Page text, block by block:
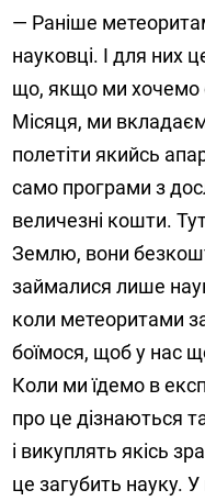
— Раніше
науковці. І для них
що, якщо ми хочемо
Місяця, ми
полетіти якийсь
само програми з
величезні кошти.
Землю, вони
займалися лише
коли метеоритами
боїмося, щоб у нас
Коли ми їдемо в
про це дізнаються
і викуплять якісь
це загубить науку.